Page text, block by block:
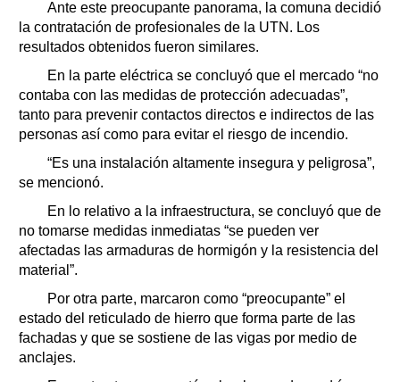
Ante este preocupante panorama, la comuna decidió
la contratación de profesionales de la UTN. Los
resultados obtenidos fueron similares.
En la parte eléctrica se concluyó que el mercado “no
contaba con las medidas de protección adecuadas”,
tanto para prevenir contactos directos e indirectos de las
personas así como para evitar el riesgo de incendio.
“Es una instalación altamente insegura y peligrosa”,
se mencionó.
En lo relativo a la infraestructura, se concluyó que de
no tomarse medidas inmediatas “se pueden ver
afectadas las armaduras de hormigón y la resistencia del
material”.
Por otra parte, marcaron como “preocupante” el
estado del reticulado de hierro que forma parte de las
fachadas y que se sostiene de las vigas por medio de
anclajes.